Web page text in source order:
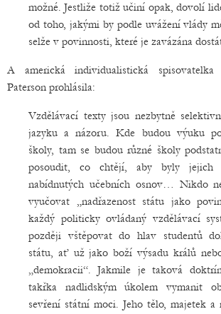
možné. Jestliže totiž učiní opak, dovolí
od toho, jakými by podle uvážení vlády
selže v povinnosti, které je zavázána
A americká individualistická
Paterson prohlásila:
Vzdělávací texty jsou nezbytně
jazyku a názoru. Kde budou výuku
školy, tam se budou různé školy
posoudit, co chtějí, aby byly jejich
nabídnutých učebních osnov… Nikdo
vyučovat „nadřazenost státu jako
každý politicky ovládaný vzdělávací
později vštěpovat do hlav studentů
státu, ať už jako boží výsadu králů
„demokracii“. Jakmile je taková
takřka nadlidským úkolem vymanit
sevření státní moci. Jeho tělo, majetek